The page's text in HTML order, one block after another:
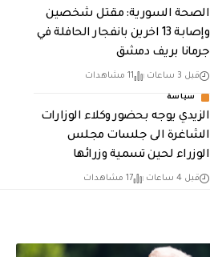
الصحة السورية: مقتل شخصين
وإصابة 13 اخرين بانفجار الحافلة في
جرمانا بريف دمشق
قبل 3 ساعات 11 مشاهدات
سياسة
الزيدي يوجه بحضور وكلاء الوزارات
الشاغرة الى جلسات مجلس
الوزراء لحين تسمية وزرائها
قبل 4 ساعات 17 مشاهدات